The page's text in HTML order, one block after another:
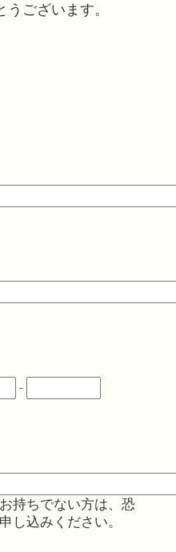
ございます。
-
持ちでない方は、恐
し込みください。